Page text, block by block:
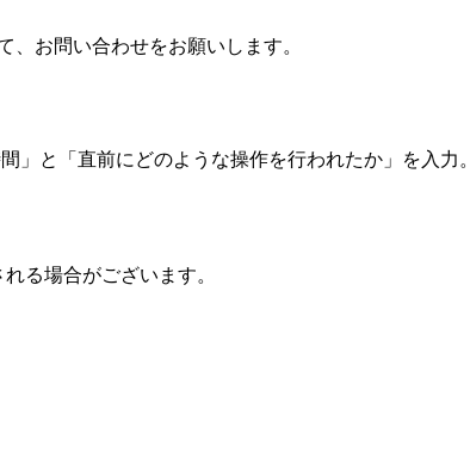
お問い合わせをお願いします。
」と「直前にどのような操作を行われたか」を入力。
る場合がございます。